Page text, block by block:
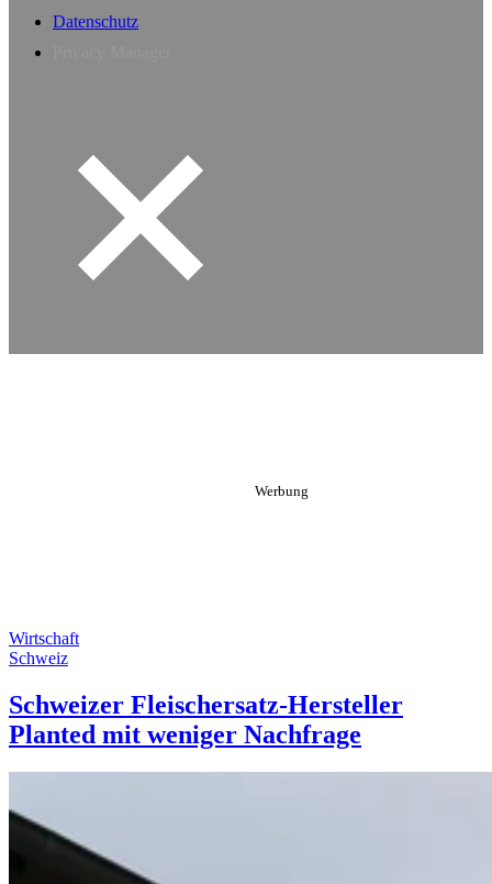
Datenschutz
Wirtschaft
Schweiz
Schweizer Fleischersatz-Hersteller
Planted mit weniger Nachfrage